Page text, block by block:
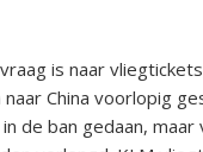
is naar
China voorlopig
de ban gedaan,